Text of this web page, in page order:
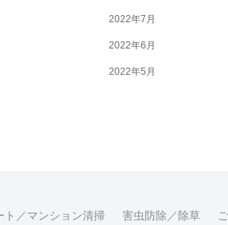
2022年7月
2022年6月
2022年5月
ト／マンション清掃 害虫防除／除草